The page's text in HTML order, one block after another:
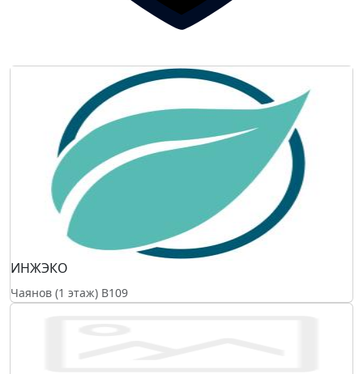
ИНЖЭКО
Чаянов (1 этаж) B109